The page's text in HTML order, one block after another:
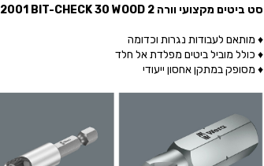
סט ביטים מקצועי וורה WERA 05057432001 BIT-CHECK 30 WOOD 2
♦ מותאם לעבודות נגרות וכדומה
♦ כולל מוביל ביטים מפלדת אל חלד
♦ מסופק במתקן אחסון ייעודי